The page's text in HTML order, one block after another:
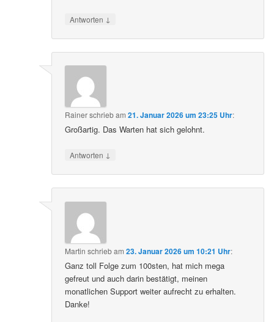
Antworten ↓
Rainerschriebam21. Januar 2026 um 23:25 Uhr:
Großartig. Das Warten hat sich gelohnt.
Antworten ↓
Martin schriebam23. Januar 2026 um 10:21 Uhr:
Ganz toll Folge zum 100sten, hat mich mega
gefreut und auch darin bestätigt, meinen
monatlichen Support weiter aufrecht zu erhalten.
Danke!